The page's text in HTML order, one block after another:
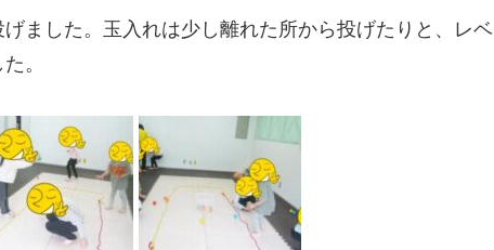
ました。玉入れは少し離れた所から投げたりと、レベ
。